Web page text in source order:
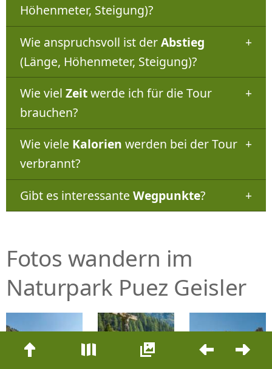
Beitrags-
Navigation
Höhenmeter, Steigung)?
Wie anspruchsvoll ist derAbstieg
(Länge, Höhenmeter, Steigung)?
Wie viel Zeitwerde ich für die Tour
brauchen?
Wie viele Kalorien werden bei der Tour
verbrannt?
Gibt es interessante Wegpunkte?
Fotos wandern im
Naturpark Puez Geisler